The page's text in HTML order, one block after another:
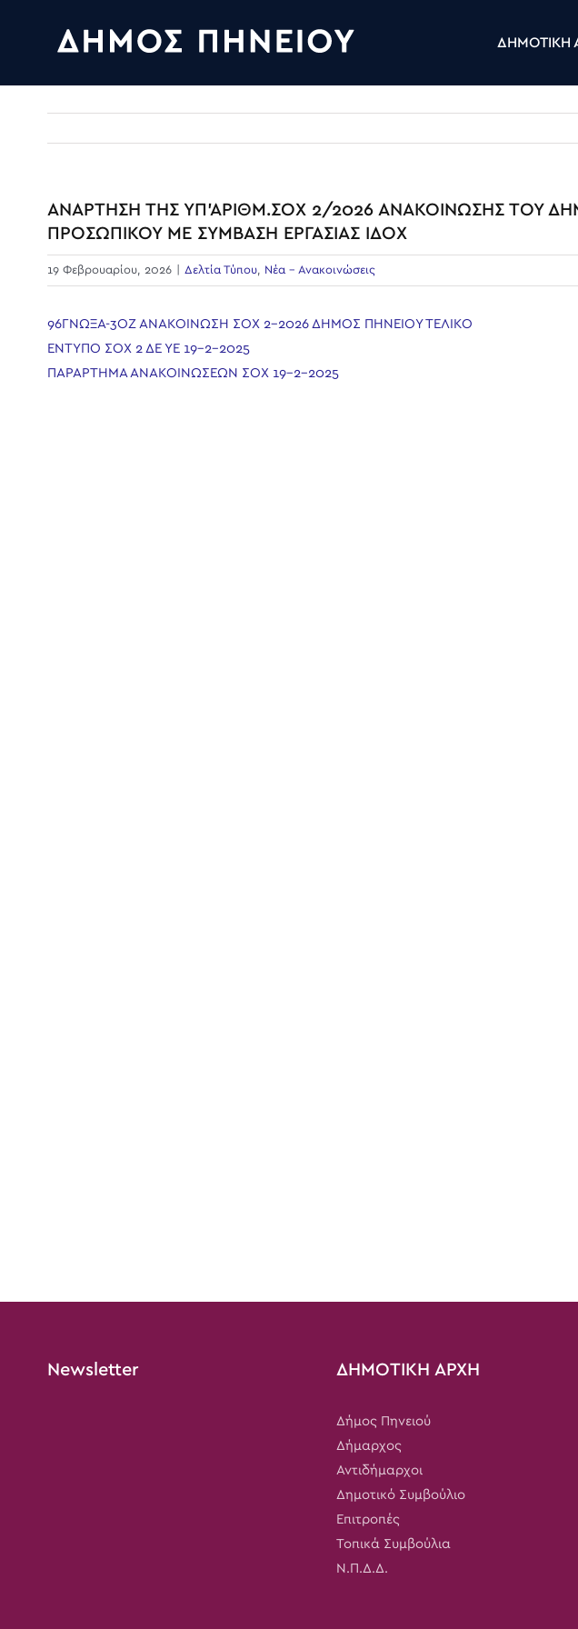
ΔΗΜΟΤΙΚΗ
ΑΝΑΡΤΗΣΗ ΤΗΣ ΥΠ’ΑΡΙΘΜ.ΣΟΧ 2/2026 ΑΝΑΚΟΙΝΩΣΗΣ ΤΟΥ
ΠΡΟΣΩΠΙΚΟΥ ΜΕ ΣΥΜΒΑΣΗ ΕΡΓΑΣΙΑΣ ΙΔΟΧ
19 Φεβρουαρίου, 2026 Δελτία Τύπου, Νέα - Ανακοινώσεις
96ΓΝΩΞΑ-3ΟΖ ΑΝΑΚΟΙΝΩΣΗ ΣΟΧ 2-2026 ΔΗΜΟΣ ΠΗΝΕΙΟΥ ΤΕΛΙΚΟ
ΕΝΤΥΠΟ ΣΟΧ 2 ΔΕ ΥΕ 19-2-2025
ΠΑΡΑΡΤΗΜΑ ΑΝΑΚΟΙΝΩΣΕΩΝ ΣΟΧ 19-2-2025
Newsletter ΔΗΜΟΤΙΚΗ ΑΡΧΗ
Δήμος Πηνειού
Δήμαρχος
Αντιδήμαρχοι
Δημοτικό Συμβούλιο
Επιτροπές
Τοπικά Συμβούλια
Ν.Π.Δ.Δ.